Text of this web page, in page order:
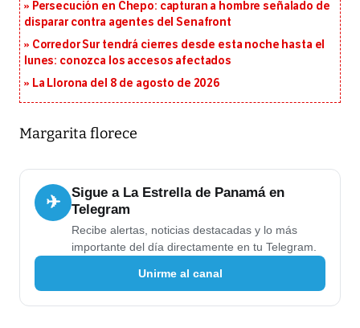
Persecución en Chepo: capturan a hombre señalado de
disparar contra agentes del Senafront
Corredor Sur tendrá cierres desde esta noche hasta el
lunes: conozca los accesos afectados
La Llorona del 8 de agosto de 2026
Margarita florece
✈
Sigue a La Estrella de Panamá en
Telegram
Recibe alertas, noticias destacadas y lo más
importante del día directamente en tu Telegram.
Unirme al canal